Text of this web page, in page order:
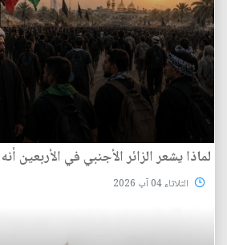
لماذا يشعر الزائر الأجنبي في الأربعين
الثلاثاء 04 آب 2026